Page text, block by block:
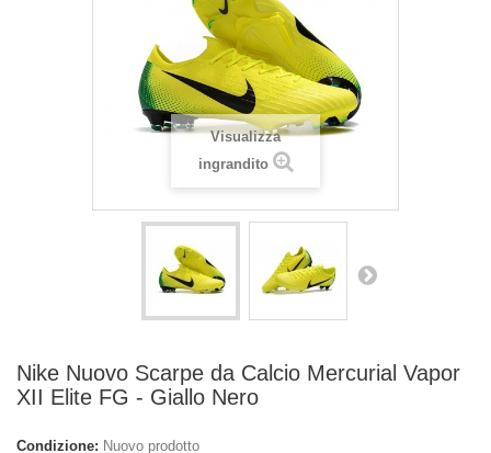
Visualizza
ingrandito
Nike Nuovo Scarpe da Calcio Mercurial Vapor
XII Elite FG - Giallo Nero
Condizione: Nuovo prodotto